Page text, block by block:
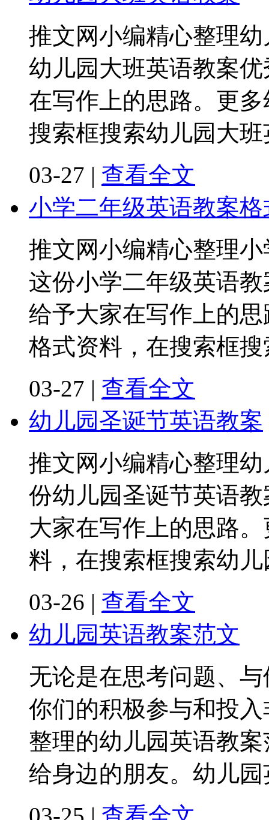
推文网小编精心整理
幼儿园大班英语教案
在写作上的思路。更
搜索框搜索幼儿园大
03-27 | 查看全文
小学二年级英语教案格
推文网小编精心整理
这份小学二年级英语
给予大家在写作上的
格式资料，在搜索框
03-27 | 查看全文
幼儿园圣诞节英语教案
推文网小编精心整理
份幼儿园圣诞节英语
大家在写作上的思路
料，在搜索框搜索幼
03-26 | 查看全文
幼儿园英语教案范文
无论是在思考问题、
你们的积极参与和投
整理的幼儿园英语教
给身边的朋友。幼儿